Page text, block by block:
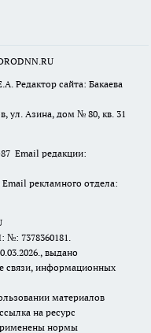
Редактор сайта: Бакаева
ул. Азина, дом № 80, кв. 31
Email редакции:
рекламного отдела:
7378360181.
выдано
связи, информационных
материалов
на ресурс
нормы